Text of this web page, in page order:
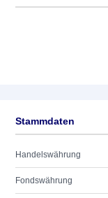
Stammdaten
Handelswährung
Fondswährung